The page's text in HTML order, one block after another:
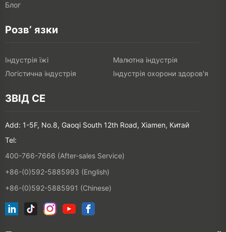
Блог
Розв’ язки
Індустрія їжі
Малютна індустрія
Логістична індустрія
Індустрія охорони здоров'я
ЗВІД СЕ
Add: 1-5F, No.8, Gaoqi South 12th Road, Xiamen, Китай
Tel:
400-766-7666 (After-sales Service)
+86-(0)592-5885993 (English)
+86-(0)592-5885991 (Chinese)